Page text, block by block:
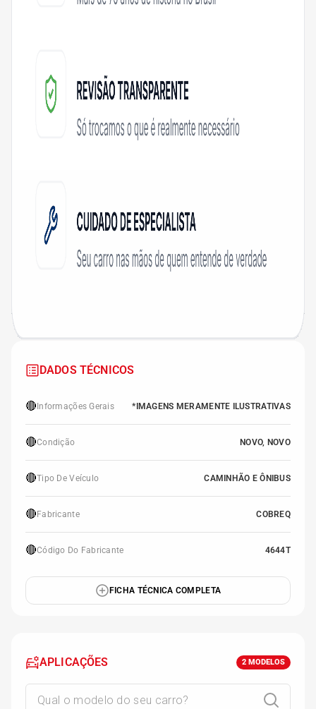
DADOS TÉCNICOS
🔴 Informações Gerais *IMAGENS MERAMENTE ILUSTRATIVAS
🔴Condição NOVO, NOVO
🔴Tipo De Veículo CAMINHÃO E ÔNIBUS
🔴 Fabricante COBREQ
🔴Código Do Fabricante 4644T
FICHA TÉCNICA COMPLETA
APLICAÇÕES 2 MODELOS